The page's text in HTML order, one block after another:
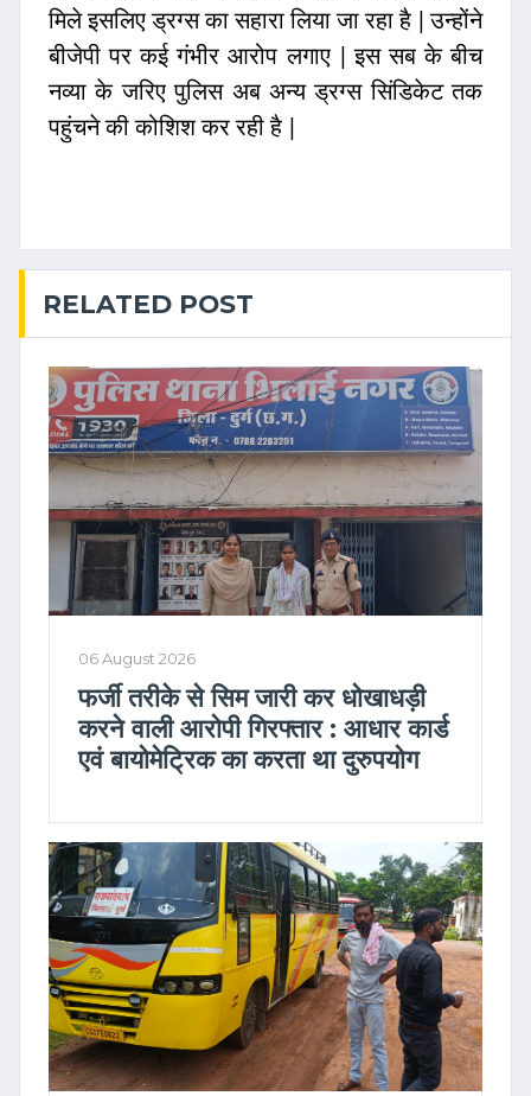
मिले इसलिए ड्रग्स का सहारा लिया जा रहा है | उन्होंने
बीजेपी पर कई गंभीर आरोप लगाए | इस सब के बीच
नव्या के जरिए पुलिस अब अन्य ड्रग्स सिंडिकेट तक
पहुंचने की कोशिश कर रही है |
RELATED POST
06 August 2026
फर्जी तरीके से सिम जारी कर धोखाधड़ी
करने वाली आरोपी गिरफ्तार : आधार कार्ड
एवं बायोमेट्रिक का करता था दुरुपयोग